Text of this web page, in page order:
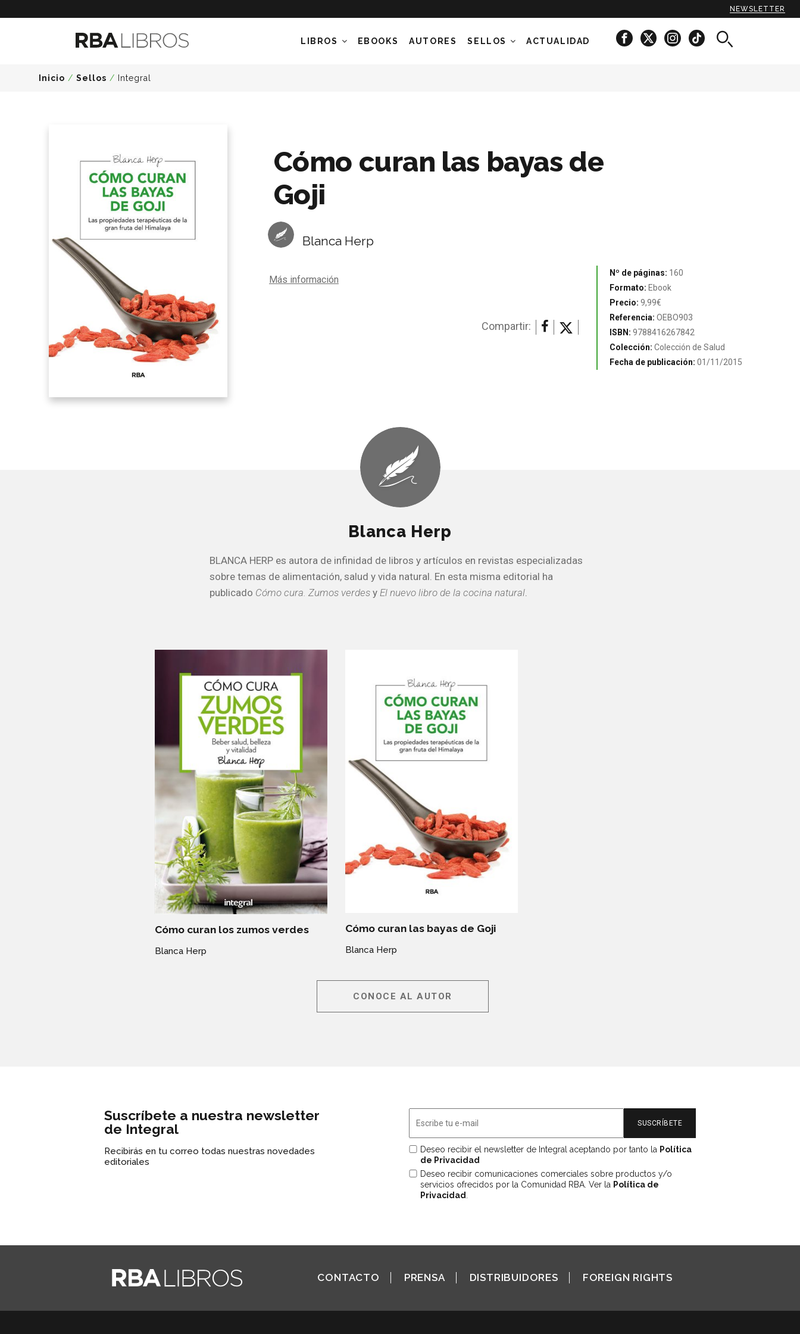
NEWSLETTER
LIBROS EBOOKS AUTORES SELLOS ACTUALIDAD
Inicio / Sellos / Integral
Cómo curan las bayas de
Goji
Blanca Herp
Nº de páginas: 160
Formato: Ebook
Precio:9,99€
Referencia:OEBO903
ISBN:9788416267842
Colección:Colección de Salud
Fecha de publicación:01/11/2015
Más información
Compartir:
Blanca Herp
BLANCA HERP es autora de infinidad de libros y artículos en revistas especializadas
sobre temas de alimentación, salud y vida natural. En esta misma editorial ha
publicado Cómo cura. Zumos verdes y El nuevo libro de la cocina natural.
Cómo curan los zumos verdes
Blanca Herp
Cómo curan las bayas de Goji
Blanca Herp
CONOCE AL AUTOR
Suscríbete a nuestra newsletter
de Integral
Recibirás en tu correo todas nuestras novedades
editoriales
Deseo recibir el newsletter de Integral aceptando por tanto la Política
de Privacidad
Deseo recibir comunicaciones comerciales sobre productos y/o
servicios ofrecidos por la Comunidad RBA. Ver la Política de
Privacidad
CONTACTO PRENSA DISTRIBUIDORES FOREIGN RIGHTS